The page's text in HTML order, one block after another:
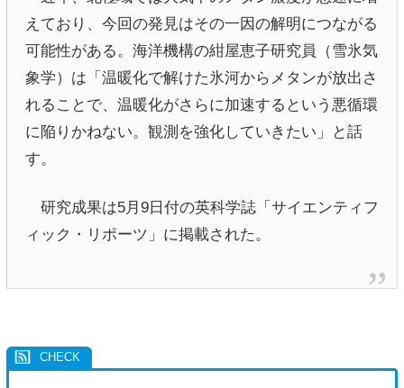
えており、今回の発見はその一因の解明につながる
可能性がある。海洋機構の紺屋恵子研究員（雪氷気
象学）は「温暖化で解けた氷河からメタンが放出さ
れることで、温暖化がさらに加速するという悪循環
に陥りかねない。観測を強化していきたい」と話
す。
研究成果は5月9日付の英科学誌「サイエンティフ
ィック・リポーツ」に掲載された。